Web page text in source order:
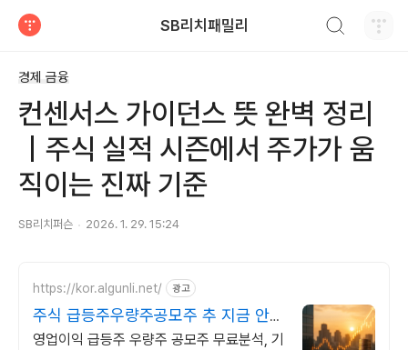
SB리치패밀리
경제 금융
컨센서스 가이던스 뜻 완벽 정리
｜주식 실적 시즌에서 주가가 움
직이는 진짜 기준
SB리치퍼슨 2026. 1. 29. 15:24
https://kor.algunli.net/ 광고
주식 급등주우량주공모주 추 지금 안보
면 늦어요
영업이익 급등주 우량주 공모주 무료분석, 기